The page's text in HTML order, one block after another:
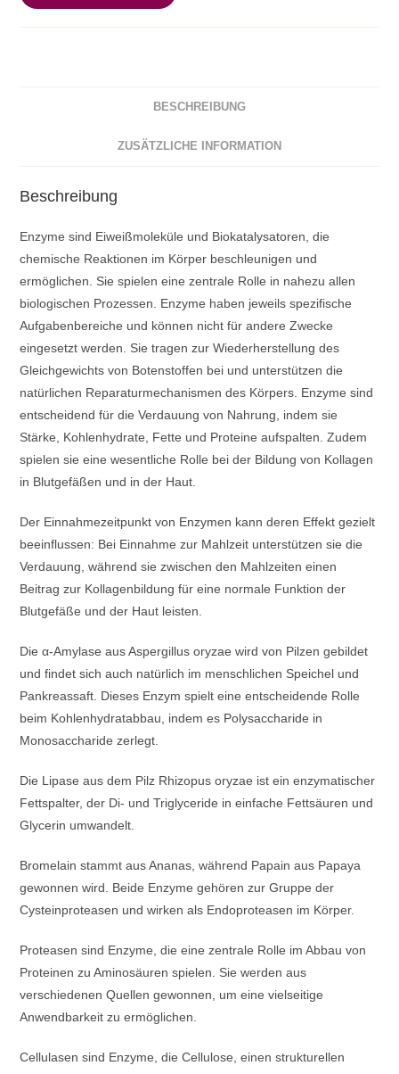
BESCHREIBUNG
ZUSÄTZLICHE INFORMATION
Beschreibung
Enzyme sind Eiweißmoleküle und Biokatalysatoren, die
chemische Reaktionen im Körper beschleunigen und
ermöglichen. Sie spielen eine zentrale Rolle in nahezu allen
biologischen Prozessen. Enzyme haben jeweils spezifische
Aufgabenbereiche und können nicht für andere Zwecke
eingesetzt werden. Sie tragen zur Wiederherstellung des
Gleichgewichts von Botenstoffen bei und unterstützen die
natürlichen Reparaturmechanismen des Körpers. Enzyme sind
entscheidend für die Verdauung von Nahrung, indem sie
Stärke, Kohlenhydrate, Fette und Proteine aufspalten. Zudem
spielen sie eine wesentliche Rolle bei der Bildung von Kollagen
in Blutgefäßen und in der Haut.
Der Einnahmezeitpunkt von Enzymen kann deren Effekt gezielt
beeinflussen: Bei Einnahme zur Mahlzeit unterstützen sie die
Verdauung, während sie zwischen den Mahlzeiten einen
Beitrag zur Kollagenbildung für eine normale Funktion der
Blutgefäße und der Haut leisten.
Die α-Amylase aus Aspergillus oryzae wird von Pilzen gebildet
und findet sich auch natürlich im menschlichen Speichel und
Pankreassaft. Dieses Enzym spielt eine entscheidende Rolle
beim Kohlenhydratabbau, indem es Polysaccharide in
Monosaccharide zerlegt.
Die Lipase aus dem Pilz Rhizopus oryzae ist ein enzymatischer
Fettspalter, der Di- und Triglyceride in einfache Fettsäuren und
Glycerin umwandelt.
Bromelain stammt aus Ananas, während Papain aus Papaya
gewonnen wird. Beide Enzyme gehören zur Gruppe der
Cysteinproteasen und wirken als Endoproteasen im Körper.
Proteasen sind Enzyme, die eine zentrale Rolle im Abbau von
Proteinen zu Aminosäuren spielen. Sie werden aus
verschiedenen Quellen gewonnen, um eine vielseitige
Anwendbarkeit zu ermöglichen.
Cellulasen sind Enzyme, die Cellulose, einen strukturellen